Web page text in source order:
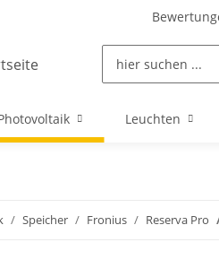
Leuchten
Speicher Fronius Reserva Pro